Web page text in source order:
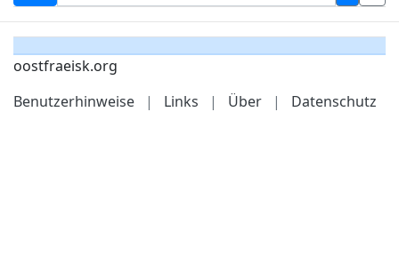
oostfraeisk.org
Benutzerhinweise
| Links | Über | Datenschutz